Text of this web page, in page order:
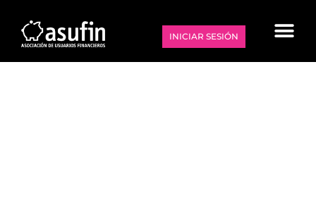
INICIAR SESIÓN